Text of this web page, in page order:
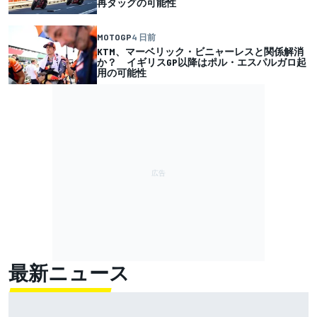
MOTOGP4 日前
KTM、マーベリック・ビニャーレスと関係解消
か？ イギリスGP以降はポル・エスパルガロ起
用の可能性
最新ニュース